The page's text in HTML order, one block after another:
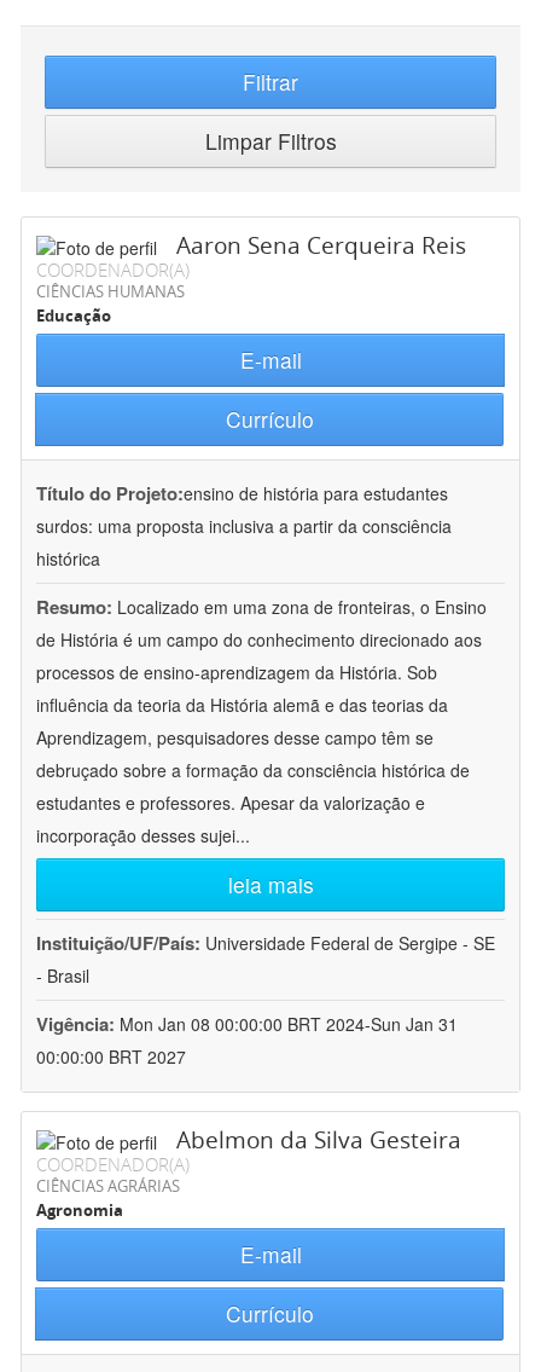
Filtrar
Limpar Filtros
Aaron Sena Cerqueira Reis
COORDENADOR(A)
CIÊNCIAS HUMANAS
Educação
E-mail
Currículo
Título do Projeto:ensino de história para estudantes
surdos: uma proposta inclusiva a partir da consciência
histórica
Resumo: Localizado em uma zona de fronteiras, o Ensino
de História é um campo do conhecimento direcionado aos
processos de ensino-aprendizagem da História. Sob
influência da teoria da História alemã e das teorias da
Aprendizagem, pesquisadores desse campo têm se
debruçado sobre a formação da consciência histórica de
estudantes e professores. Apesar da valorização e
incorporação desses sujei...
leia mais
Instituição/UF/País: Universidade Federal de Sergipe - SE
- Brasil
Vigência: Mon Jan 08 00:00:00 BRT 2024-Sun Jan 31
00:00:00 BRT 2027
Abelmon da Silva Gesteira
COORDENADOR(A)
CIÊNCIAS AGRÁRIAS
Agronomia
E-mail
Currículo